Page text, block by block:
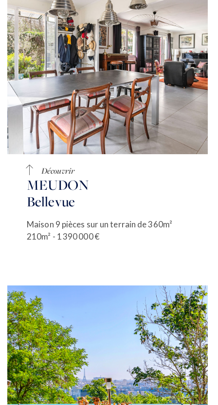
ACCUEIL
ACHETER
ESTIMER
BIENS VENDUS
ACTUALITÉS
AGENCES
Découvrir
MEUDON
Bellevue
Maison 9 pièces sur un terrain de 360m²
210m² - 1 390 000 €